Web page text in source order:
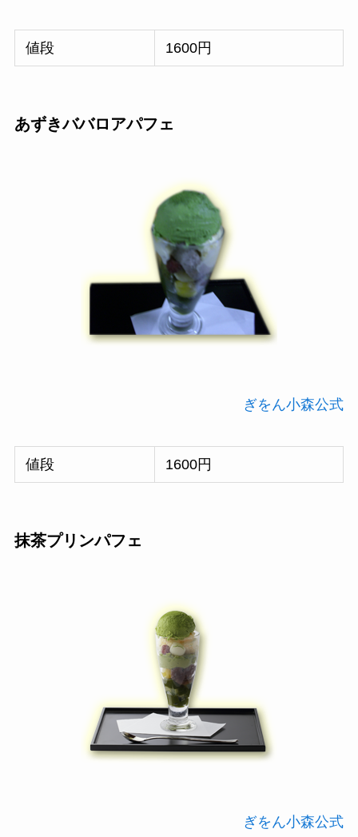
値段 1600円
あずきババロアパフェ
ぎをん小森公式
値段 1600円
抹茶プリンパフェ
ぎをん小森公式